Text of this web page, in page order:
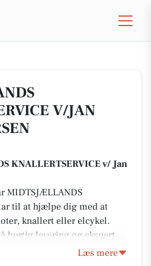
V/JAN SAXE ANDERSEN
V/JAN
KNALLERTSERVICE v/ Jan
MIDTSJÆLLANDS
til at hjælpe dig med at
knallert eller elcykel.
hurtig levering og ekspert
Saxe Andersen og hans team
Læs mere